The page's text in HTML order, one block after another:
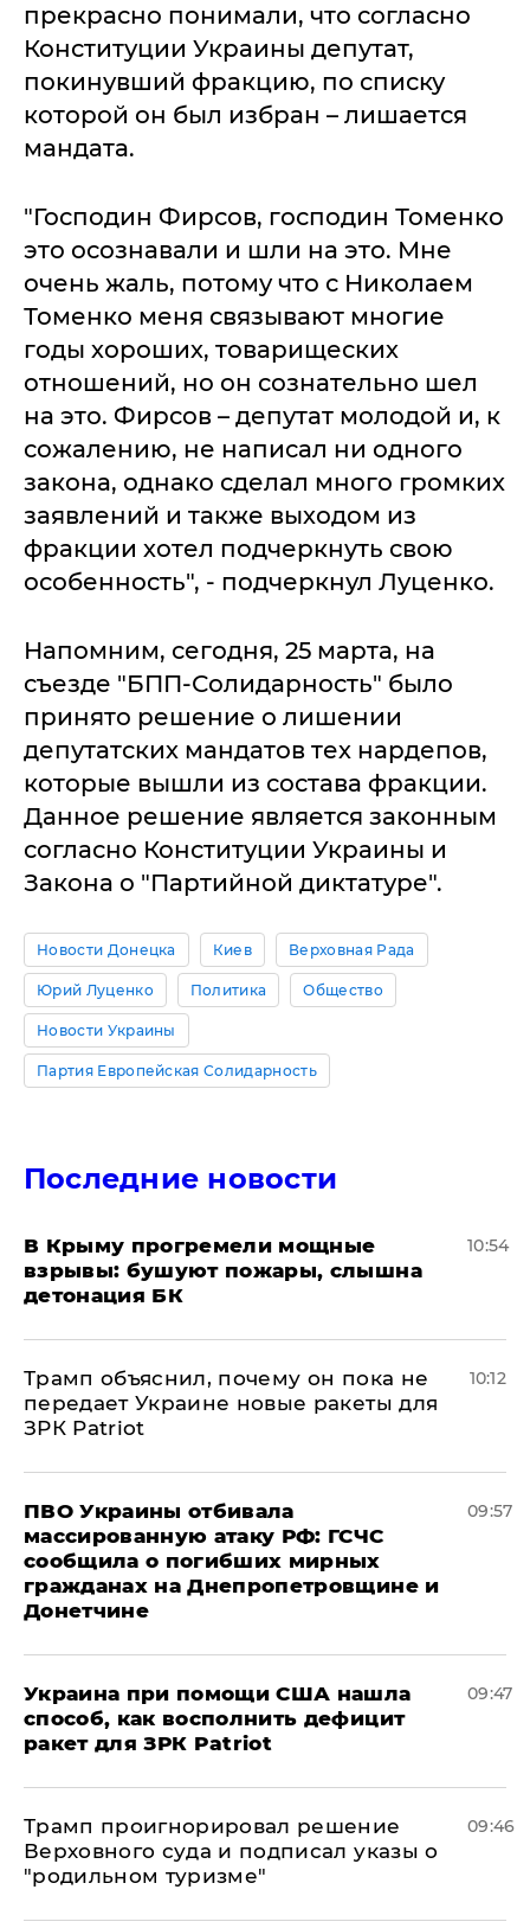
прекрасно понимали, что согласно
Конституции Украины депутат,
покинувший фракцию, по списку
которой он был избран – лишается
мандата.
"Господин Фирсов, господин Томенко
это осознавали и шли на это. Мне
очень жаль, потому что с Николаем
Томенко меня связывают многие
годы хороших, товарищеских
отношений, но он сознательно шел
на это. Фирсов – депутат молодой и, к
сожалению, не написал ни одного
закона, однако сделал много громких
заявлений и также выходом из
фракции хотел подчеркнуть свою
особенность", - подчеркнул Луценко.
Напомним, сегодня, 25 марта, на
съезде "БПП-Солидарность" было
принято решение о лишении
депутатских мандатов тех нардепов,
которые вышли из состава фракции.
Данное решение является законным
согласно Конституции Украины и
Закона о "Партийной диктатуре".
Новости Донецка Киев Верховная Рада
Юрий Луценко Политика Общество
Новости Украины
Партия Европейская Солидарность
Последние новости
В Крыму прогремели мощные
взрывы: бушуют пожары, слышна
детонация БК
10:54
Трамп объяснил, почему он пока не
передает Украине новые ракеты для
ЗРК Patriot
10:12
ПВО Украины отбивала
массированную атаку РФ: ГСЧС
сообщила о погибших мирных
гражданах на Днепропетровщине и
Донетчине
09:57
Украина при помощи США нашла
способ, как восполнить дефицит
ракет для ЗРК Patriot
09:47
Трамп проигнорировал решение
Верховного суда и подписал указы о
"родильном туризме"
09:46